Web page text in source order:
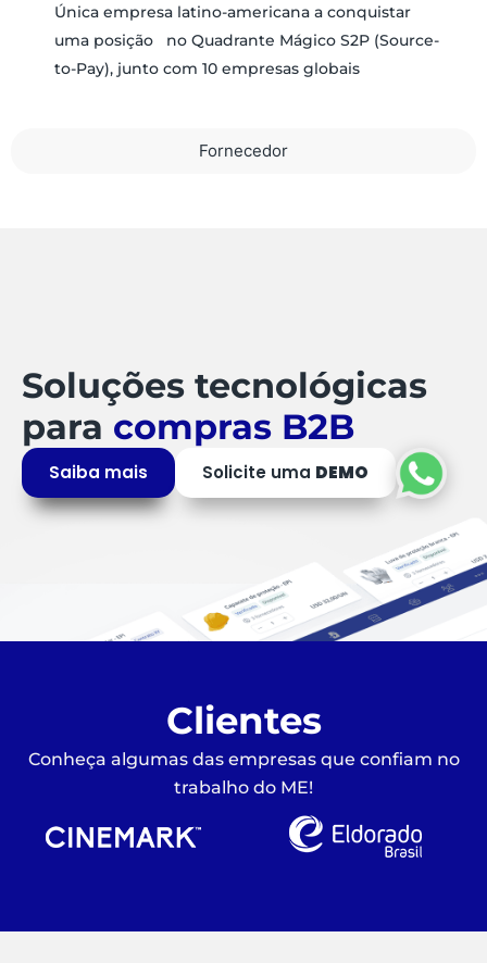
Fornecedor
Única empresa latino-americana a conquistar
uma posição no Quadrante Mágico S2P (Source-
to-Pay), junto com 10 empresas globais
Soluções tecnológicas
para compras B2B
Saiba mais Solicite uma DEMO
Clientes
Conheça algumas das empresas que confiam no
trabalho do ME!